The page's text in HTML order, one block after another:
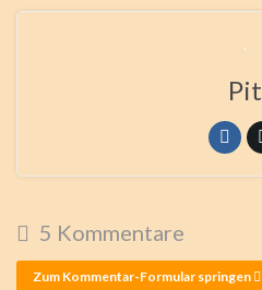
Pit
5 Kommentare
Zum Kommentar-Formular springen